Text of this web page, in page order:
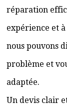
réparation
expérience et
nous pouvons
problème et
adaptée.
Un devis clair